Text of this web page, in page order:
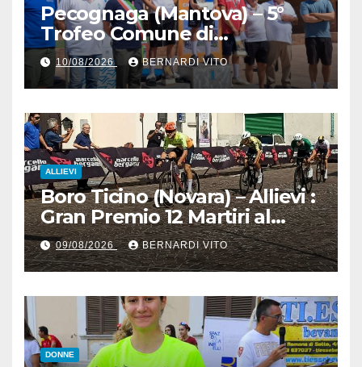
Pecognaga (Mantova) – 5°
Trofeo Comune di
Pecognaga – Doppia gara
Esordienti – Organizzazione
Ciclo Club Guidizzolo 1977:
Fotoservizio di Paolo Biondo
10/08/2026 BERNARDI VITO
ALLIEVI
Boro Ticino (Novara) – Allievi :
Gran Premio 12 Martiri al
trentino Pietro Valenti
(Ciclistica Dro) con 1’30” sul
bergamasco Pietro resca (SC
Romanese) – Servizio
fotografico di Luciano
Pedretti
09/08/2026 BERNARDI VITO
DONNE